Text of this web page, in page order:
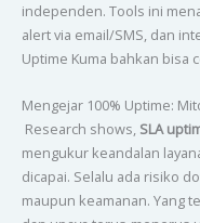
independen. Tools ini
alert via email/SMS, dan
Uptime Kuma bahkan bisa
Mengejar 100% Uptime:
Research shows, SLA
mengukur keandalan
dicapai. Selalu ada risiko
maupun keamanan. Yang